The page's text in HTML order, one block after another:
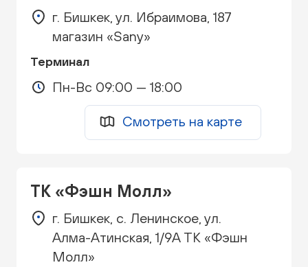
г. Бишкек, ул. Ибраимова, 187
магазин «Sany»
Терминал
Пн-Вс 09:00 — 18:00
Смотреть на карте
ТК «Фэшн Молл»
г. Бишкек, с. Ленинское, ул.
Алма-Атинская, 1/9А ТК «Фэшн
Молл»